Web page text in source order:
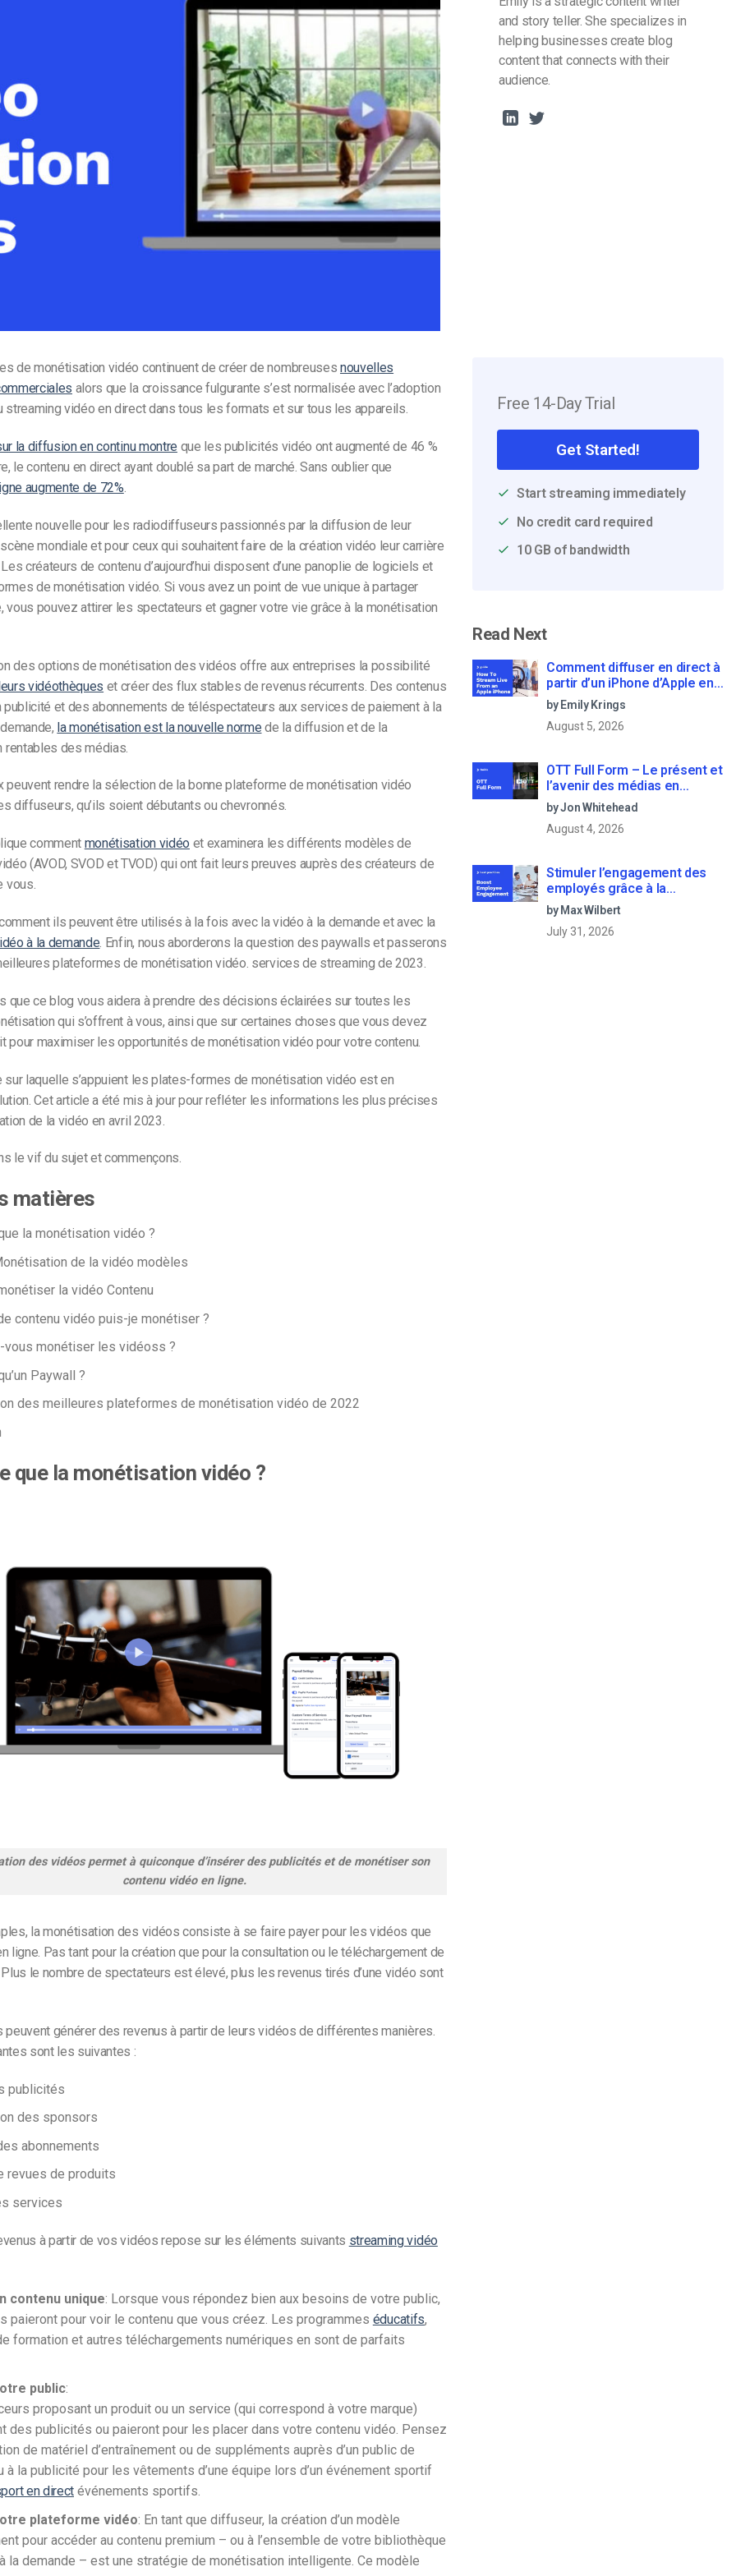
and story teller. She specializes in
helping businesses create blog
content that connects with their
audience.
de monétisation vidéo continuent de créer de nombreuses nouvelles
alors que la croissance fulgurante s’est normalisée avec l’adoption
streaming vidéo en direct dans tous les formats et sur tous les appareils.
la diffusion en continu montre que les publicités vidéo ont augmenté de 46 %
le contenu en direct ayant doublé sa part de marché. Sans oublier que
augmente de 72%.
nouvelle pour les radiodiffuseurs passionnés par la diffusion de leur
mondiale et pour ceux qui souhaitent faire de la création vidéo leur carrière
créateurs de contenu d’aujourd’hui disposent d’une panoplie de logiciels et
de monétisation vidéo . Si vous avez un point de vue unique à partager
vous pouvez attirer les spectateurs et gagner votre vie grâce à la monétisation
des options de monétisation des vidéos offre aux entreprises la possibilité
vidéothèques et créer des flux stables de revenus récurrents. Des contenus
publicité et des abonnements de téléspectateurs aux services de paiement à la
la monétisation est la nouvelle norme de la diffusion et de la
rentables des médias.
peuvent rendre la sélection de la bonne plateforme de monétisation vidéo
diffuseurs, qu’ils soient débutants ou chevronnés.
comment monétisation vidéo et examinera les différents modèles de
(AVOD, SVOD et TVOD) qui ont fait leurs preuves auprès des créateurs de
vous.
ils peuvent être utilisés à la fois avec la vidéo à la demande et avec la
à la demande. Enfin, nous aborderons la question des paywalls et passerons
plateformes de monétisation vidéo. services de streamingde 2023.
que ce blog vous aidera à prendre des décisions éclairées sur toutes les
qui s’offrent à vous, ainsi que sur certaines choses que vous devez
pour maximiser les opportunités de monétisation vidéo pour votre contenu.
laquelle s’appuient les plates-formes de monétisation vidéo est en
Cet article a été mis à jour pour refléter les informations les plus précises
de la vidéo en avril 2023.
le vif du sujet et commençons.
matières
la monétisation vidéo ?
de la vidéo modèles
la vidéo Contenu
contenu vidéo puis-je monétiser ?
vous monétiser les vidéoss ?
Paywall ?
des meilleures plateformes de monétisation vidéo de 2022
que la monétisation vidéo ?
des vidéos permet à quiconque d’insérer des publicités et de monétiser son
contenu vidéo en ligne.
la monétisation des vidéos consiste à se faire payer pour les vidéos que
ligne. Pas tant pour la création que pour la consultation ou le téléchargement de
le nombre de spectateurs est élevé, plus les revenus tirés d’une vidéo sont
générer des revenus à partir de leurs vidéos de différentes manières.
sont les suivantes :
publicités
des sponsors
abonnements
revues de produits
services
à partir de vos vidéos repose sur les éléments suivants streaming vidéo
contenu unique: Lorsque vous répondez bien aux besoins de votre public,
paieront pour voir le contenu que vous créez. Les programmes éducatifs,
formation et autres téléchargements numériques en sont de parfaits
public:
proposant un produit ou un service (qui correspond à votre marque)
des publicités ou paieront pour les placer dans votre contenu vidéo. Pensez
de matériel d’entraînement ou de suppléments auprès d’un public de
à la publicité pour les vêtements d’une équipe lors d’un événement sportif
en direct événements sportifs.
plateforme vidéo: En tant que diffuseur, la création d’un modèle
pour accéder au contenu premium – ou à l’ensemble de votre bibliothèque
la demande – est une stratégie de monétisation intelligente. Ce modèle
Free 14-Day Trial
Get Started!
Start streaming immediately
No credit card required
10 GB of bandwidth
Read Next
Comment diffuser en direct à
partir d’un iPhone d’Apple en
6 étapes faciles
by Emily Krings
August 5, 2026
OTT Full Form – Le présent et
l’avenir des médias en
continu
by Jon Whitehead
August 4, 2026
Stimuler l’engagement des
employés grâce à la
communication d’entreprise
en direct
by Max Wilbert
July 31, 2026